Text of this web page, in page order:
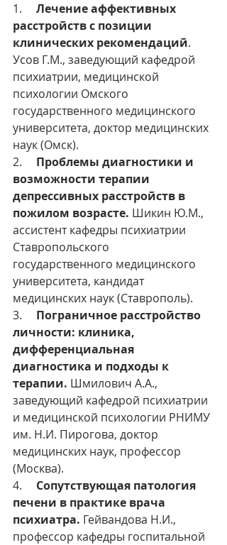
1. Лечение аффективных
расстройств с позиции
клинических рекомендаций.
Усов Г.М., заведующий кафедрой
психиатрии, медицинской
психологии Омского
государственного медицинского
университета, доктор медицинских
наук (Омск).
2. Проблемы диагностики и
возможности терапии
депрессивных расстройств в
пожилом возрасте. Шикин Ю.М.,
ассистент кафедры психиатрии
Ставропольского
государственного медицинского
университета, кандидат
медицинских наук (Ставрополь).
3. Пограничное расстройство
личности: клиника,
дифференциальная
диагностика и подходы к
терапии. Шмилович А.А.,
заведующий кафедрой психиатрии
и медицинской психологии РНИМУ
им. Н.И. Пирогова, доктор
медицинских наук, профессор
(Москва).
4. Сопутствующая патология
печени в практике врача
психиатра. Гейвандова Н.И.,
профессор кафедры госпитальной